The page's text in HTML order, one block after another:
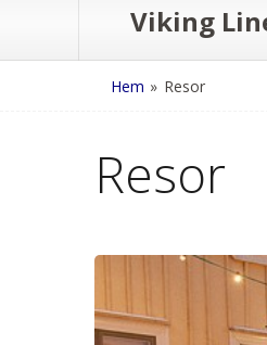
Viking
Hem » Resor
Resor